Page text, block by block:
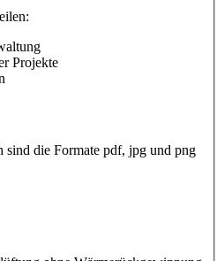
Projekte
die Formate pdf, jpg und png